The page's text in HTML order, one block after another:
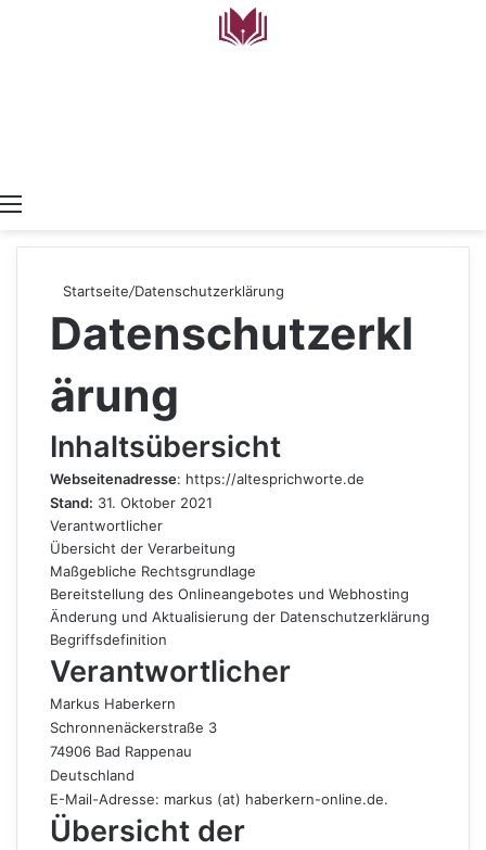
Menü
Startseite/Datenschutzerklärung
Datenschutzerkl
ärung
Inhaltsübersicht
Webseitenadresse: https://altesprichworte.de
Stand: 31. Oktober 2021
Verantwortlicher
Übersicht der Verarbeitung
Maßgebliche Rechtsgrundlage
Bereitstellung des Onlineangebotes und Webhosting
Änderung und Aktualisierung der Datenschutzerklärung
Begriffsdefinition
Verantwortlicher
Markus Haberkern
Schronnenäckerstraße 3
74906 Bad Rappenau
Deutschland
E-Mail-Adresse: markus (at) haberkern-online.de.
Übersicht der